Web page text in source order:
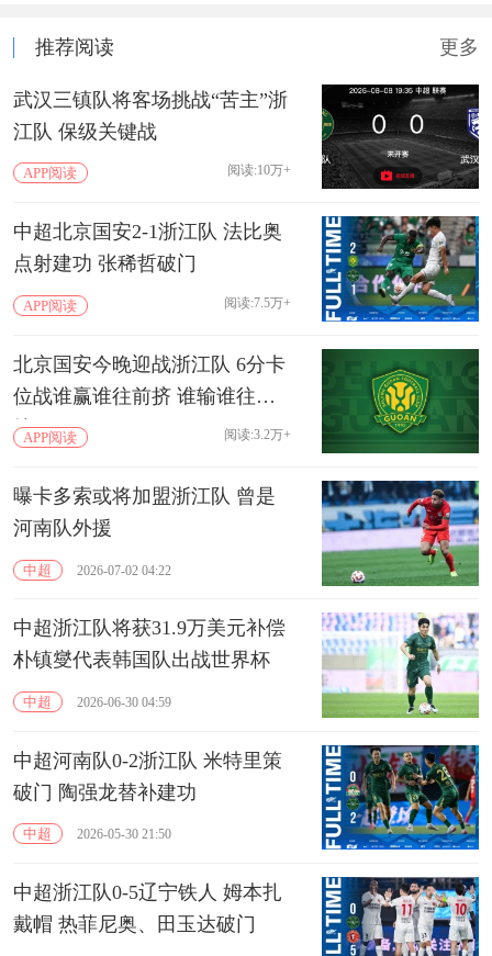
推荐阅读 更多
武汉三镇队将客场挑战“苦主”浙
江队 保级关键战
APP阅读 阅读:10万+
中超北京国安2-1浙江队 法比奥
点射建功 张稀哲破门
APP阅读 阅读:7.5万+
北京国安今晚迎战浙江队 6分卡
位战谁赢谁往前挤 谁输谁往下
掉APP阅读 阅读:3.2万+
曝卡多索或将加盟浙江队 曾是
河南队外援
中超 2026-07-02 04:22
中超浙江队将获31.9万美元补偿
朴镇燮代表韩国队出战世界杯
中超 2026-06-30 04:59
中超河南队0-2浙江队 米特里策
破门 陶强龙替补建功
中超 2026-05-30 21:50
中超浙江队0-5辽宁铁人 姆本扎
戴帽 热菲尼奥、田玉达破门